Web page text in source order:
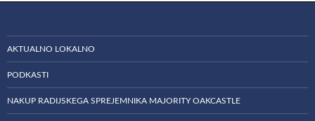
AKTUALNO LOKALNO
PODKASTI
NAKUP RADIJSKEGA SPREJEMNIKA MAJORITY OAKCASTLE